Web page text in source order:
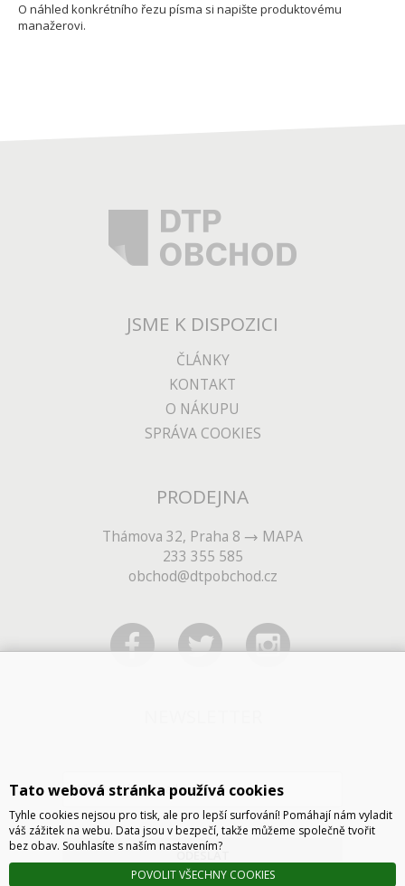
O náhled konkrétního řezu písma si napište produktovému
manažerovi.
JSME K DISPOZICI
ČLÁNKY
KONTAKT
O NÁKUPU
SPRÁVA COOKIES
PRODEJNA
Thámova 32, Praha 8
MAPA
233 355 585
obchod@dtpobchod.cz
ODESLAT
Tato webová stránka používá cookies
Tyhle cookies nejsou pro tisk, ale pro lepší surfování! Pomáhají nám vyladit
váš zážitek na webu. Data jsou v bezpečí, takže můžeme společně tvořit
bez obav. Souhlasíte s naším nastavením?
POVOLIT VŠECHNY COOKIES